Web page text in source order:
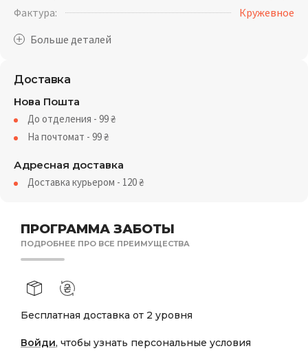
ПРОГРАММА ЗАБОТЫ
ПОДРОБНЕЕ ПРО ВСЕ ПРЕИМУЩЕСТВА
Бесплатная доставка от 2 уровня
Войди, чтобы узнать персональные условия
Фактура:
Кружевное
Доставка
Нова Пошта
До отделения - 99₴
На почтомат - 99₴
Адресная доставка
Доставка курьером - 120₴